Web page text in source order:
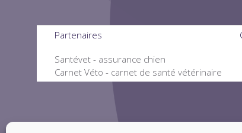
Partenaires
Santévet - assurance chien
Carnet Véto - carnet de santé vétérinaire